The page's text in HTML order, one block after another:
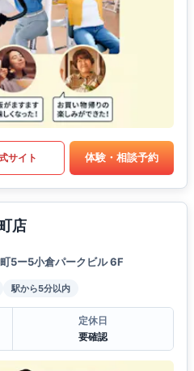
サイト 体験・相談予約
店
5ー5小倉パークビル 6F
駅から5分以内
定休日
要確認